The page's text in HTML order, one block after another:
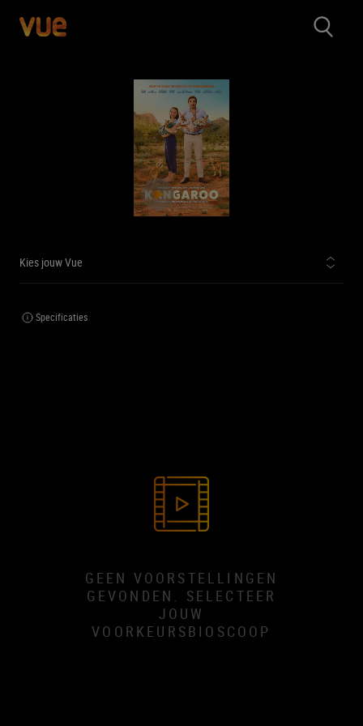
Kies jouw Vue
Specificaties
GEEN VOORSTELLINGEN
GEVONDEN. SELECTEER
JOUW
VOORKEURSBIOSCOOP